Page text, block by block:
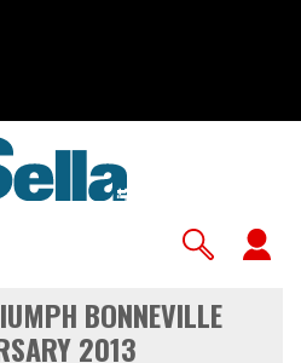
BONNEVILLE
2013